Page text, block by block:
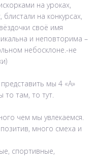
на уроках,
на конкурсах,
своё имя
и неповторима –
небосклоне.-не
мы 4 «А»
то там, то тут.
чем мы увлекаемся.
много смеха и
спортивные,